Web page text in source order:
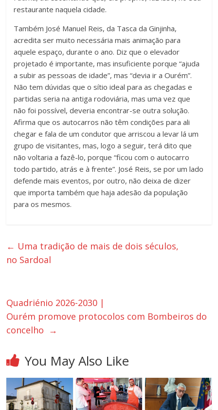
restaurante naquela cidade.
Também José Manuel Reis, da Tasca da Ginjinha,
acredita ser muito necessária mais animação para
aquele espaço, durante o ano. Diz que o elevador
projetado é importante, mas insuficiente porque “ajuda
a subir as pessoas de idade”, mas “devia ir a Ourém”.
Não tem dúvidas que o sítio ideal para as chegadas e
partidas seria na antiga rodoviária, mas uma vez que
não foi possível, deveria encontrar-se outra solução.
Afirma que os autocarros não têm condições para ali
chegar e fala de um condutor que arriscou a levar lá um
grupo de visitantes, mas, logo a seguir, terá dito que
não voltaria a fazê-lo, porque “ficou com o autocarro
todo partido, atrás e à frente”. José Reis, se por um lado
defende mais eventos, por outro, não deixa de dizer
que importa também que haja adesão da população
para os mesmos.
← Uma tradição de mais de dois séculos,
no Sardoal
Quadriénio 2026-2030 |
Ourém promove protocolos com Bombeiros do
concelho →
You May Also Like